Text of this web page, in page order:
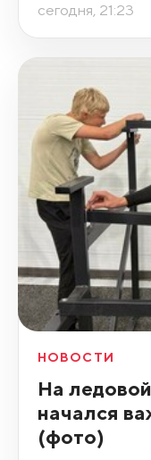
сегодня, 21:23
НОВОСТИ
На
начался
(фото)